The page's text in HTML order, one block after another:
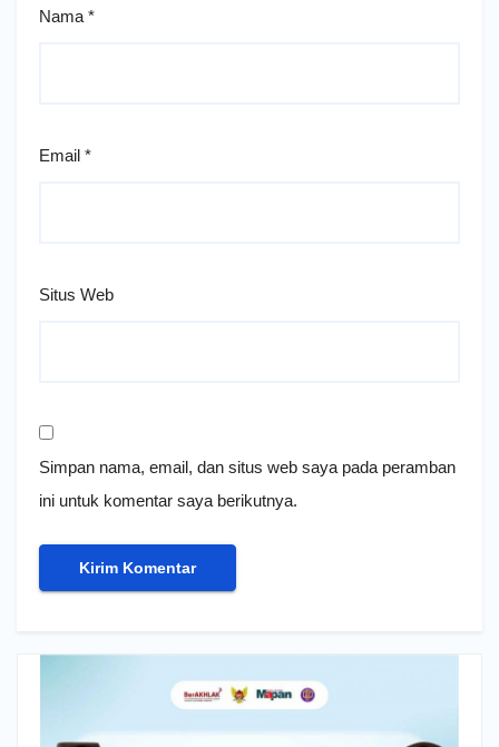
Nama *
Email *
Situs Web
Simpan nama, email, dan situs web saya pada peramban
ini untuk komentar saya berikutnya.